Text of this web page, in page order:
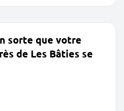
sorte que votre
de Les Bâties se